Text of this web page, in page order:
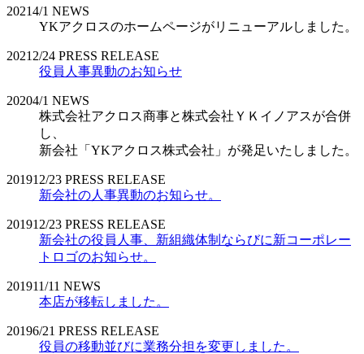
20214/1 NEWS
YKアクロスのホームページがリニューアルしました。
2021 2/24 PRESS RELEASE
役員人事異動のお知らせ
20204/1 NEWS
株式会社アクロス商事と株式会社ＹＫイノアスが合併
し、
新会社「YKアクロス株式会社」が発足いたしました。
201912/23 PRESS RELEASE
新会社の人事異動のお知らせ。
201912/23 PRESS RELEASE
新会社の役員人事、新組織体制ならびに新コーポレー
トロゴのお知らせ。
201911/11 NEWS
本店が移転しました。
20196/21 PRESS RELEASE
役員の移動並びに業務分担を変更しました。